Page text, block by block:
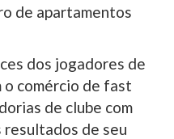
de apartamentos
dos jogadores de
comércio de fast
de clube com
resultados de seu